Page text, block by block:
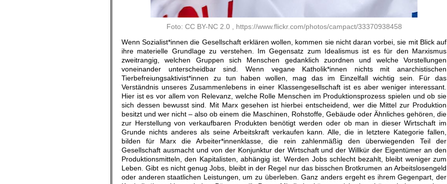
Foto: CC BY-NC 2.0 , https://www.flickr.com/photos/campact/33370938458
Wenn Sozialist*innen die Gesellschaft erklären wollen, kommen sie nicht daran vorbei, sie mit Blick auf
ihre materielle Grundlage zu verstehen. Im Gegensatz zum Idealismus ist es für den Marxismus
zweitrangig, welchen Gruppen sich Menschen gedanklich zuordnen und welche Vorstellungen
voneinander unterscheidbar sind. Wenn vegane Katholik*innen nichts mit anarchistischen
Tierbefreiungsaktivist*innen zu tun haben wollen, mag das im Einzelfall wichtig sein. Für das
Verständnis unseres Zusammenlebens in einer Klassengesellschaft ist es aber weniger interessant.
Hier ist es vor allem von Relevanz, welche Rolle Menschen im Produktionsprozess spielen und ob sie
sich dessen bewusst sind. Mit Marx gesehen ist hierbei entscheidend, wer die Mittel zur Produktion
besitzt und wer nicht – also ob einem die Maschinen, Rohstoffe, Gebäude oder Ähnliches gehören, die
zur Herstellung von verkaufbaren Produkten benötigt werden oder ob man in dieser Wirtschaft im
Grunde nichts anderes als seine Arbeitskraft verkaufen kann. Alle, die in letztere Kategorie fallen,
bilden für Marx die Arbeiter*innenklasse, die rein zahlenmäßig den überwiegenden Teil der
Gesellschaft ausmacht und von der Konjunktur der Wirtschaft und der Willkür der Eigentümer an den
Produktionsmitteln, den Kapitalisten, abhängig ist. Werden Jobs schlecht bezahlt, bleibt weniger zum
Leben. Gibt es nicht genug Jobs, bleibt in der Regel nur das bisschen Brotkrumen an Arbeitslosengeld
oder anderen staatlichen Leistungen, um zu überleben. Ganz anders ergeht es ihrem Gegenpart, der